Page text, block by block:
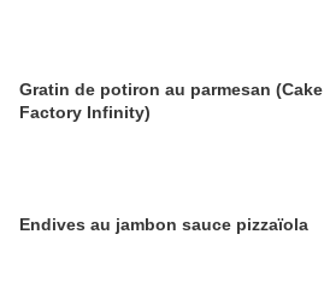
Gratin de potiron au parmesan (Cake
Factory Infinity)
Endives au jambon sauce pizzaïola